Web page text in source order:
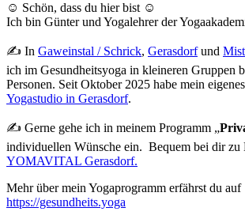
☺ Schön, dass du hier bist ☺
Ich bin Günter und Yogalehrer der
✍ In Gaweinstal / Schrick, Gerasdorfund
ich im Gesundheitsyoga in kleineren Gruppen
Personen. Seit Oktober 2025 habe mein
Yogastudio in Gerasdorf.
✍ Gerne gehe ich in meinem Programm „
individuellen Wünsche ein. Bequem bei dir zu
YOMAVITAL Gerasdorf.
Mehr über mein Yogaprogramm erfährst du auf
https://gesundheits.yoga